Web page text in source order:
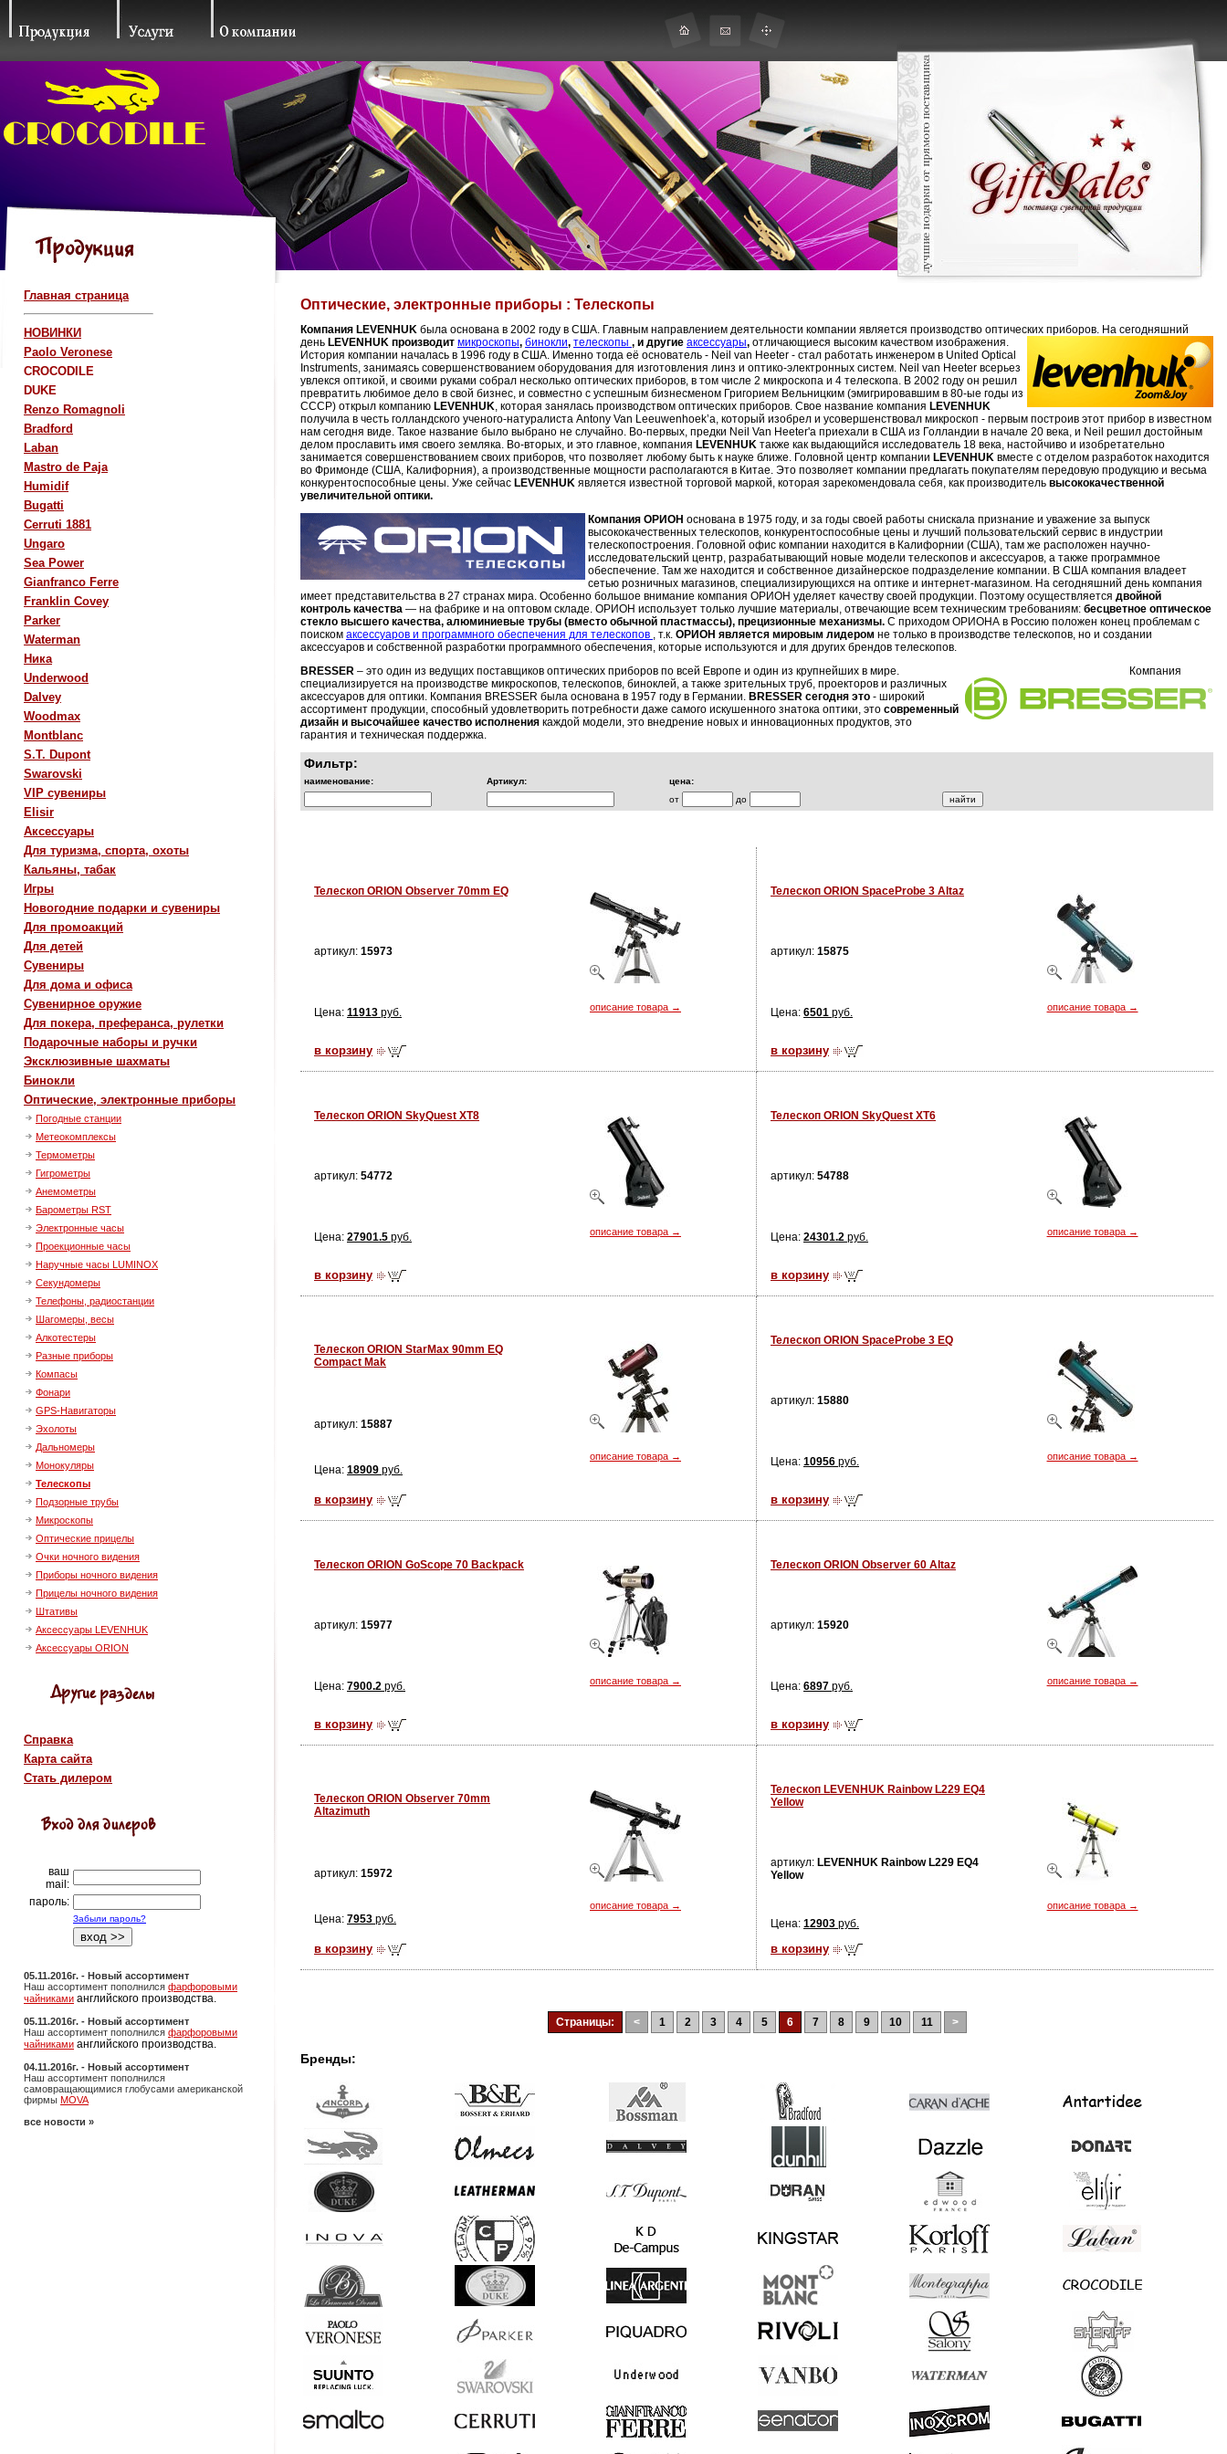
Главная страница
НОВИНКИ
Paolo Veronese
CROCODILE
DUKE
Renzo Romagnoli
Bradford
Laban
Mastro de Paja
Humidif
Bugatti
Cerruti 1881
Ungaro
Sea Power
Gianfranco Ferre
Franklin Covey
Parker
Waterman
Ника
Underwood
Dalvey
Woodmax
Montblanc
S.T. Dupont
Swarovski
VIP сувениры
Elisir
Аксессуары
Для туризма, спорта, охоты
Кальяны, табак
Игры
Новогодние подарки и сувениры
Для промоакций
Для детей
Сувениры
Для дома и офиса
Сувенирное оружие
Для покера, преферанса, рулетки
Подарочные наборы и ручки
Эксклюзивные шахматы
Бинокли
Оптические, электронные приборы
Погодные станции
Метеокомплексы
Термометры
Гигрометры
Анемометры
Барометры RST
Электронные часы
Проекционные часы
Наручные часы LUMINOX
Секундомеры
Телефоны, радиостанции
Шагомеры, весы
Алкотестеры
Разные приборы
Компасы
Фонари
GPS-Навигаторы
Эхолоты
Дальномеры
Монокуляры
Телескопы
Подзорные трубы
Микроскопы
Оптические прицелы
Очки ночного видения
Приборы ночного видения
Прицелы ночного видения
Штативы
Аксессуары LEVENHUK
Аксессуары ORION
Справка
Карта сайта
Стать дилером
ваш
mail:
пароль:
Забыли пароль?
05.11.2016г. - Новый ассортимент
Наш ассортимент пополнился фарфоровыми
чайниками английского производства.
05.11.2016г. - Новый ассортимент
Наш ассортимент пополнился фарфоровыми
чайниками английского производства.
04.11.2016г. - Новый ассортимент
Наш ассортимент пополнился
самовращающимися глобусами американской
фирмы MOVA
все новости »
Оптические, электронные приборы : Телескопы
Компания LEVENHUK была основана в 2002 году в США. Главным направлением деятельности компании является производство оптических приборов. На сегодняшний
день LEVENHUK производит микроскопы, бинокли, телескопы , и другие аксессуары, отличающиеся высоким качеством изображения.
История компании началась в 1996 году в США. Именно тогда её основатель - Neil van Heeter - стал работать инженером в United Optical
Instruments, занимаясь совершенствованием оборудования для изготовления линз и оптико-электронных систем. Neil van Heeter всерьез
увлекся оптикой, и своими руками собрал несколько оптических приборов, в том числе 2 микроскопа и 4 телескопа. В 2002 году он решил
превратить любимое дело в свой бизнес, и совместно с успешным бизнесменом Григорием Вельницким (эмигрировавшим в 80-ые годы из
СССР) открыл компанию LEVENHUK , которая занялась производством оптических приборов. Свое название компания LEVENHUK
получила в честь голландского ученого-натуралиста Antony Van Leeuwenhoek’а, который изобрел и усовершенствовал микроскоп - первым построив этот прибор в известном
нам сегодня виде. Такое название было выбрано не случайно. Во-первых, предки Neil Van Heeter'а приехали в США из Голландии в начале 20 века, и Neil решил достойным
делом прославить имя своего земляка. Во-вторых, и это главное, компания LEVENHUK также как выдающийся исследователь 18 века, настойчиво и изобретательно
занимается совершенствованием своих приборов, что позволяет любому быть к науке ближе. Головной центр компании LEVENHUK вместе с отделом разработок находится
во Фримонде (США, Калифорния), а производственные мощности располагаются в Китае. Это позволяет компании предлагать покупателям передовую продукцию и весьма
конкурентоспособные цены. Уже сейчас LEVENHUK является известной торговой маркой, которая зарекомендовала себя, как производитель высококачественной
увеличительной оптики.
Компания ОРИОН основана в 1975 году, и за годы своей работы снискала признание и уважение за выпуск
высококачественных телескопов, конкурентоспособные цены и лучший пользовательский сервис в индустрии
телескопостроения. Головной офис компании находится в Калифорнии (США), там же расположен научно-
исследовательский центр, разрабатывающий новые модели телескопов и аксессуаров, а также программное
обеспечение. Там же находится и собственное дизайнерское подразделение компании. В США компания владеет
сетью розничных магазинов, специализирующихся на оптике и интернет-магазином. На сегодняшний день компания
имеет представительства в 27 странах мира. Особенно большое внимание компания ОРИОН уделяет качеству своей продукции. Поэтому осуществляется двойной
контроль качества — на фабрике и на оптовом складе. ОРИОН использует только лучшие материалы, отвечающие всем техническим требованиям: бесцветное оптическое
стекло высшего качества, алюминиевые трубы (вместо обычной пластмассы), прецизионные механизмы. С приходом ОРИОНА в Россию положен конец проблемам с
поиском аксессуаров и программного обеспечения для телескопов , т.к. ОРИОН является мировым лидером не только в производстве телескопов, но и создании
аксессуаров и собственной разработки программного обеспечения, которые используются и для других брендов телескопов.
BRESSER – это один из ведущих поставщиков оптических приборов по всей Европе и один из крупнейших в мире. Компания
специализируется на производстве микроскопов, телескопов, биноклей, а также зрительных труб, проекторов и различных
аксессуаров для оптики. Компания BRESSER была основана в 1957 году в Германии. BRESSER сегодня это - широкий
ассортимент продукции, способный удовлетворить потребности даже самого искушенного знатока оптики, это современный
дизайн и высочайшее качество исполнения каждой модели, это внедрение новых и инновационных продуктов, это
гарантия и техническая поддержка.
Фильтр:
наименование: Артикул:
цена:
от
до
Телескоп ORION Observer 70mm EQ
описание товара →
артикул: 15973
Цена: 11913 руб.
в корзину
Телескоп ORION SpaceProbe 3 Altaz
описание товара →
артикул: 15875
Цена: 6501 руб.
в корзину
Телескоп ORION SkyQuest XT8
описание товара →
артикул: 54772
Цена: 27901.5 руб.
в корзину
Телескоп ORION SkyQuest XT6
описание товара →
артикул: 54788
Цена: 24301.2 руб.
в корзину
Телескоп ORION StarMax 90mm EQ
Compact Mak
описание товара →
артикул: 15887
Цена: 18909 руб.
в корзину
Телескоп ORION SpaceProbe 3 EQ
описание товара →
артикул: 15880
Цена: 10956 руб.
в корзину
Телескоп ORION GoScope 70 Backpack
описание товара →
артикул: 15977
Цена: 7900.2 руб.
в корзину
Телескоп ORION Observer 60 Altaz
описание товара →
артикул: 15920
Цена: 6897 руб.
в корзину
Телескоп ORION Observer 70mm
Altazimuth
описание товара →
артикул: 15972
Цена: 7953 руб.
в корзину
Телескоп LEVENHUK Rainbow L229 EQ4
Yellow
описание товара →
артикул: LEVENHUK Rainbow L229 EQ4
Yellow
Цена: 12903 руб.
в корзину
Страницы: < 1 2 3 4 5 6 7 8 9 10 11 >
Бренды: